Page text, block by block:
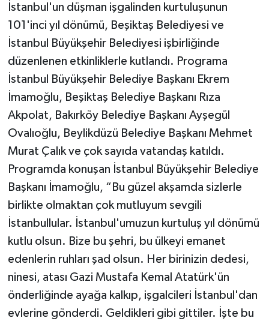
İstanbul'un düşman işgalinden kurtuluşunun
101'inci yıl dönümü, Beşiktaş Belediyesi ve
İstanbul Büyükşehir Belediyesi işbirliğinde
düzenlenen etkinliklerle kutlandı. Programa
İstanbul Büyükşehir Belediye Başkanı Ekrem
İmamoğlu, Beşiktaş Belediye Başkanı Rıza
Akpolat, Bakırköy Belediye Başkanı Ayşegül
Ovalıoğlu, Beylikdüzü Belediye Başkanı Mehmet
Murat Çalık ve çok sayıda vatandaş katıldı.
Programda konuşan İstanbul Büyükşehir Belediye
Başkanı İmamoğlu, “Bu güzel akşamda sizlerle
birlikte olmaktan çok mutluyum sevgili
İstanbullular. İstanbul'umuzun kurtuluş yıl dönümü
kutlu olsun. Bize bu şehri, bu ülkeyi emanet
edenlerin ruhları şad olsun. Her birinizin dedesi,
ninesi, atası Gazi Mustafa Kemal Atatürk'ün
önderliğinde ayağa kalkıp, işgalcileri İstanbul'dan
evlerine gönderdi. Geldikleri gibi gittiler. İşte bu